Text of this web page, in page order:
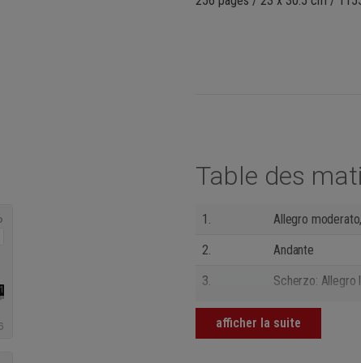
Table des
1.
Allegro
2.
Andante
3.
Scherzo: Allegro
4.
Presto
afficher la suite